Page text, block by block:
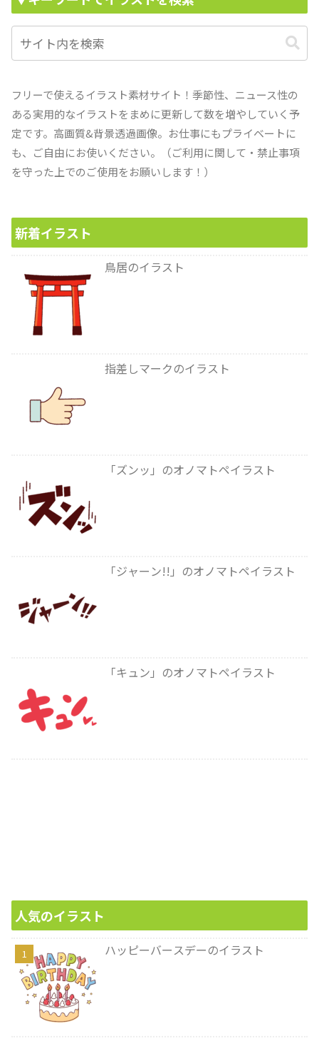
フリーで使えるイラスト素材サイト！季節性、ニュース性の
ある実用的なイラストをまめに更新して数を増やしていく予
定です。高画質&背景透過画像。お仕事にもプライベートに
も、ご自由にお使いください。（ご利用に関して・禁止事項
を守った上でのご使用をお願いします！）
新着イラスト
鳥居のイラスト
指差しマークのイラスト
「ズンッ」のオノマトペイラスト
「ジャーン!!」のオノマトペイラスト
「キュン」のオノマトペイラスト
人気のイラスト
ハッピーバースデーのイラスト